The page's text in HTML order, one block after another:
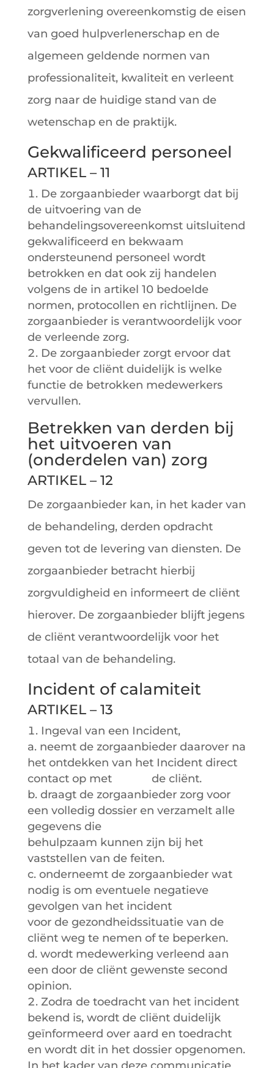
zorgverlening overeenkomstig de eisen
van goed hulpverlenerschap en de
algemeen geldende normen van
professionaliteit, kwaliteit en verleent
zorg naar de huidige stand van de
wetenschap en de praktijk.
Gekwalificeerd personeel
ARTIKEL – 11
De zorgaanbieder waarborgt dat bij
de uitvoering van de
behandelingsovereenkomst uitsluitend
gekwalificeerd en bekwaam
ondersteunend personeel wordt
betrokken en dat ook zij handelen
volgens de in artikel 10 bedoelde
normen, protocollen en richtlijnen. De
zorgaanbieder is verantwoordelijk voor
de verleende zorg.
De zorgaanbieder zorgt ervoor dat
het voor de cliënt duidelijk is welke
functie de betrokken medewerkers
vervullen.
Betrekken van derden bij
het uitvoeren van
(onderdelen van) zorg
ARTIKEL – 12
De zorgaanbieder kan, in het kader van
de behandeling, derden opdracht
geven tot de levering van diensten. De
zorgaanbieder betracht hierbij
zorgvuldigheid en informeert de cliënt
hierover. De zorgaanbieder blijft jegens
de cliënt verantwoordelijk voor het
totaal van de behandeling.
Incident of calamiteit
ARTIKEL – 13
Ingeval van een Incident,
a. neemt de zorgaanbieder daarover na
het ontdekken van het Incident direct
contact op met de cliënt.
b. draagt de zorgaanbieder zorg voor
een volledig dossier en verzamelt alle
gegevens die
behulpzaam kunnen zijn bij het
vaststellen van de feiten.
c. onderneemt de zorgaanbieder wat
nodig is om eventuele negatieve
gevolgen van het incident
voor de gezondheidssituatie van de
cliënt weg te nemen of te beperken.
d. wordt medewerking verleend aan
een door de cliënt gewenste second
opinion.
Zodra de toedracht van het incident
bekend is, wordt de cliënt duidelijk
geïnformeerd over aard en toedracht
en wordt dit in het dossier opgenomen.